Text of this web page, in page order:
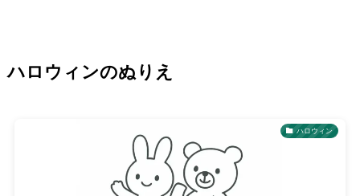
ハロウィンのぬりえ
ハロウィン